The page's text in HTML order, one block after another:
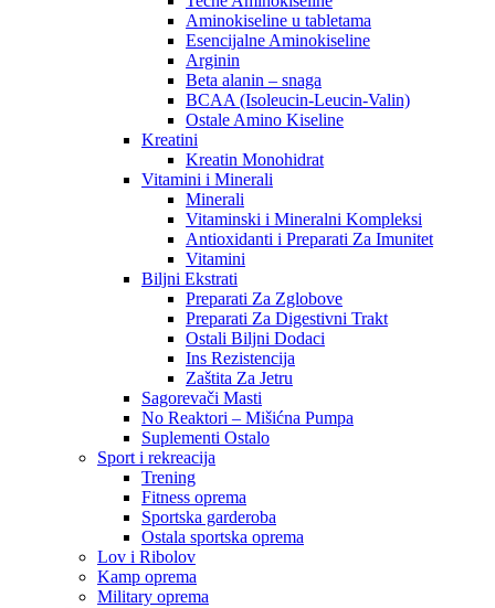
Aminokiseline u tabletama
Esencijalne Aminokiseline
Arginin
Beta alanin – snaga
BCAA (Isoleucin-Leucin-Valin)
Ostale Amino Kiseline
Kreatini
Kreatin Monohidrat
Vitamini i Minerali
Minerali
Vitaminski i Mineralni Kompleksi
Antioxidanti i Preparati Za Imunitet
Vitamini
Biljni Ekstrati
Preparati Za Zglobove
Preparati Za Digestivni Trakt
Ostali Biljni Dodaci
Ins Rezistencija
Zaštita Za Jetru
Sagorevači Masti
No Reaktori – Mišićna Pumpa
Suplementi Ostalo
Sport i rekreacija
Trening
Fitness oprema
Sportska garderoba
Ostala sportska oprema
Lov i Ribolov
Kamp oprema
Military oprema